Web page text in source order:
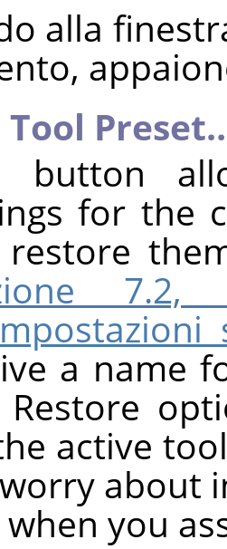
alla
Tool
button
for the
restore
7.2,
a name
active
about
you